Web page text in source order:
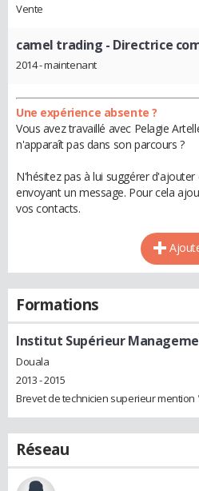
Vente
camel trading - Directrice
2014 - maintenant
Une expérience absente ?
Vous avez travaillé avec Pelagie
n'apparaît pas dans son parcours ?
N'hésitez pas à lui suggérer
envoyant un message. Pour cela
vos contacts.
Formations
Institut Supérieur
Douala
2013 - 2015
Brevet de technicien superieur
Réseau